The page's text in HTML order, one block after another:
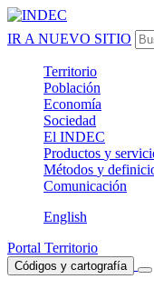
IR A NUEVO SITIO
Territorio
Población
Economía
Sociedad
El INDEC
Productos y
Métodos y
Comunicación
English
Portal Territorio
Códigos y cartografía